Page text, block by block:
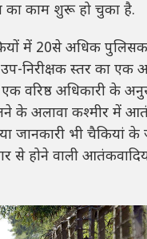
का काम शुरू हो चुका है.
में 20से अधिक
निरीक्षक स्तर का एक
वरिष्ठ अधिकारी के
के अलावा कश्मीर में
जानकारी भी चैकियां के
से होने वाली